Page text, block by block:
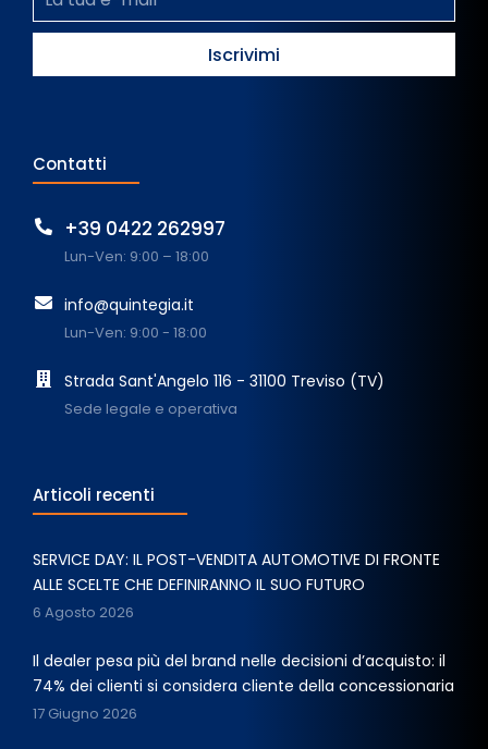
Contatti
+39 0422 262997
Lun-Ven: 9:00 – 18:00
info@quintegia.it
Lun-Ven: 9:00 - 18:00
Strada Sant'Angelo 116 - 31100 Treviso (TV)
Sede legale e operativa
Articoli recenti
SERVICE DAY: IL POST-VENDITA AUTOMOTIVE DI FRONTE
ALLE SCELTE CHE DEFINIRANNO IL SUO FUTURO
6 Agosto 2026
Il dealer pesa più del brand nelle decisioni d’acquisto: il
74% dei clienti si considera cliente della concessionaria
17 Giugno 2026